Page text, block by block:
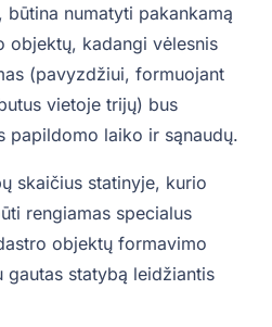
numatyti pakankamą
objektų, kadangi vėlesnis
(pavyzdžiui, formuojant
vietoje trijų) bus
papildomo laiko ir sąnaudų.
skaičius statinyje, kurio
rengiamas specialus
objektų formavimo
statybą leidžiantis